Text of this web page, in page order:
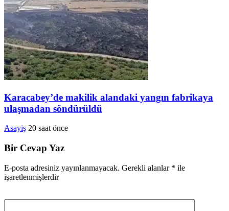
Karacabey’de makilik alandaki yangın fabrikaya
ulaşmadan söndürüldü
Asayiş 20 saat önce
Bir Cevap Yaz
E-posta adresiniz yayınlanmayacak. Gerekli alanlar * ile
işaretlenmişlerdir